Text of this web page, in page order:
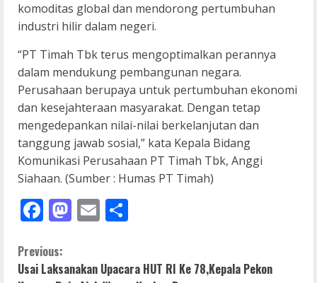
komoditas global dan mendorong pertumbuhan
industri hilir dalam negeri.
“PT Timah Tbk terus mengoptimalkan perannya
dalam mendukung pembangunan negara.
Perusahaan berupaya untuk pertumbuhan ekonomi
dan kesejahteraan masyarakat. Dengan tetap
mengedepankan nilai-nilai berkelanjutan dan
tanggung jawab sosial,” kata Kepala Bidang
Komunikasi Perusahaan PT Timah Tbk, Anggi
Siahaan. (Sumber : Humas PT Timah)
Facebook
Mastodon
Email
C
Previous:
Usai Laksanakan Upacara HUT RI Ke 78,Kepala Pekon